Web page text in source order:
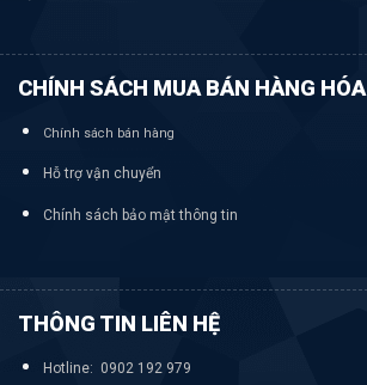
CHÍNH SÁCH MUA BÁN HÀNG HÓA
Chính sách bán hàng
Hỗ trợ vận chuyển
Chính sách bảo mật thông tin
THÔNG TIN LIÊN HỆ
Hotline: 0902 192 979